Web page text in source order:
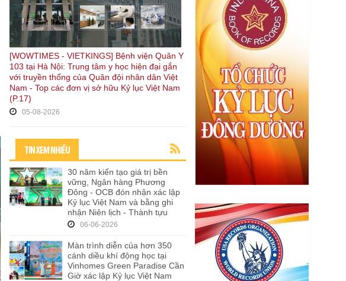
[WOWTIMES - VIETKINGS] Bệnh viện Quân Y
103 tại Hà Nội: Trung tâm y học hiện đại gắn
với truyền thống của Quân đội nhân dân Việt
Nam - Top các đơn vị sở hữu Kỷ lục Việt Nam
(P.17)
05-08-2026
TIN XEM NHIỀU
30 năm kiến tạo giá trị bền
vững, Ngân hàng Phương
Đông - OCB đón nhận xác lập
Kỷ lục Việt Nam và bằng ghi
nhận Niên lịch - Thành tựu
06-06-2026
Màn trình diễn của hơn 350
cánh diều khí động học tại
Vinhomes Green Paradise Cần
Giờ xác lập Kỷ lục Việt Nam